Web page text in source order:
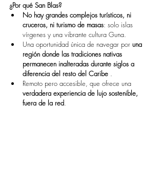
¿Por qué San Blas?
No hay grandes complejos turísticos, ni
cruceros, ni turismo de masas: solo islas
vírgenes y una vibrante cultura Guna.
Una oportunidad única de navegar por una
región donde las tradiciones nativas
permanecen inalteradas durante siglos a
diferencia del resto del Caribe .
Remoto pero accesible, que ofrece una
verdadera experiencia de lujo sostenible,
fuera de la red.